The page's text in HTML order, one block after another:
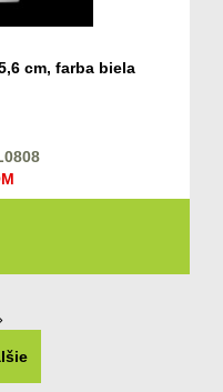
cm, farba biela